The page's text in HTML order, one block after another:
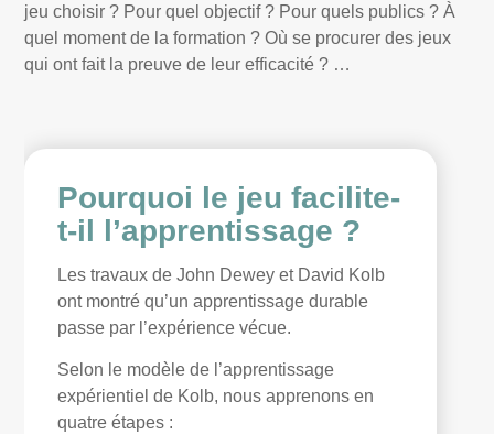
jeu choisir ? Pour quel objectif ? Pour quels publics ? À
quel moment de la formation ? Où se procurer des jeux
qui ont fait la preuve de leur efficacité ? …
Pourquoi le jeu facilite-
t-il l’apprentissage ?
Les travaux de John Dewey et David Kolb
ont montré qu’un apprentissage durable
passe par l’expérience vécue.
Selon le modèle de l’apprentissage
expérientiel de Kolb, nous apprenons en
quatre étapes :